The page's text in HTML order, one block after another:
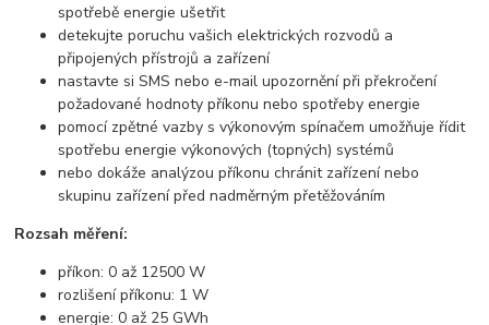
spotřebě energie ušetřit
detekujte poruchu vašich elektrických rozvodů a
připojených přístrojů a zařízení
nastavte si SMS nebo e-mail upozornění při překročení
požadované hodnoty příkonu nebo spotřeby energie
pomocí zpětné vazby s výkonovým spínačem umožňuje řídit
spotřebu energie výkonových (topných) systémů
nebo dokáže analýzou příkonu chránit zařízení nebo
skupinu zařízení před nadměrným přetěžováním
Rozsah měření:
příkon: 0 až 12500 W
rozlišení příkonu: 1 W
energie: 0 až 25 GWh